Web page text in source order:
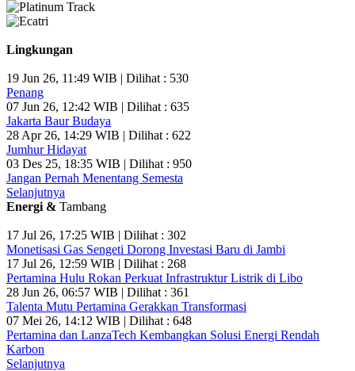
Lingkungan
19 Jun 26, 11:49 WIB | Dilihat : 530
Penang
07 Jun 26, 12:42 WIB | Dilihat : 635
Jakarta Baur Budaya
28 Apr 26, 14:29 WIB | Dilihat : 622
Jumhur Hidayat
03 Des 25, 18:35 WIB | Dilihat : 950
Jangan Pernah Menentang Semesta
Selanjutnya
Energi & Tambang
17 Jul 26, 17:25 WIB | Dilihat : 302
Monetisasi Gas Sengeti Dorong Investasi Baru di Jambi
17 Jul 26, 12:59 WIB | Dilihat : 268
Pertamina Hulu Rokan Perkuat Infrastruktur Listrik di Libo
28 Jun 26, 06:57 WIB | Dilihat : 361
Talenta Mutu Pertamina Gerakkan Transformasi
07 Mei 26, 14:12 WIB | Dilihat : 648
Pertamina dan LanzaTech Kembangkan Solusi Energi Rendah
Karbon
Selanjutnya